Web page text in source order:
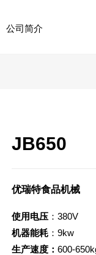
公司简介
JB650
优瑞特食品机械
使用电压 ：380V
机器能耗 ：9kw
生产速度：600-